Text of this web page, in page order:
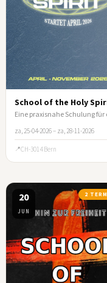
School of the Holy
za, 25-04-2026 – za, 28-11-2026
CH-3014 Bern
20
JUN
2